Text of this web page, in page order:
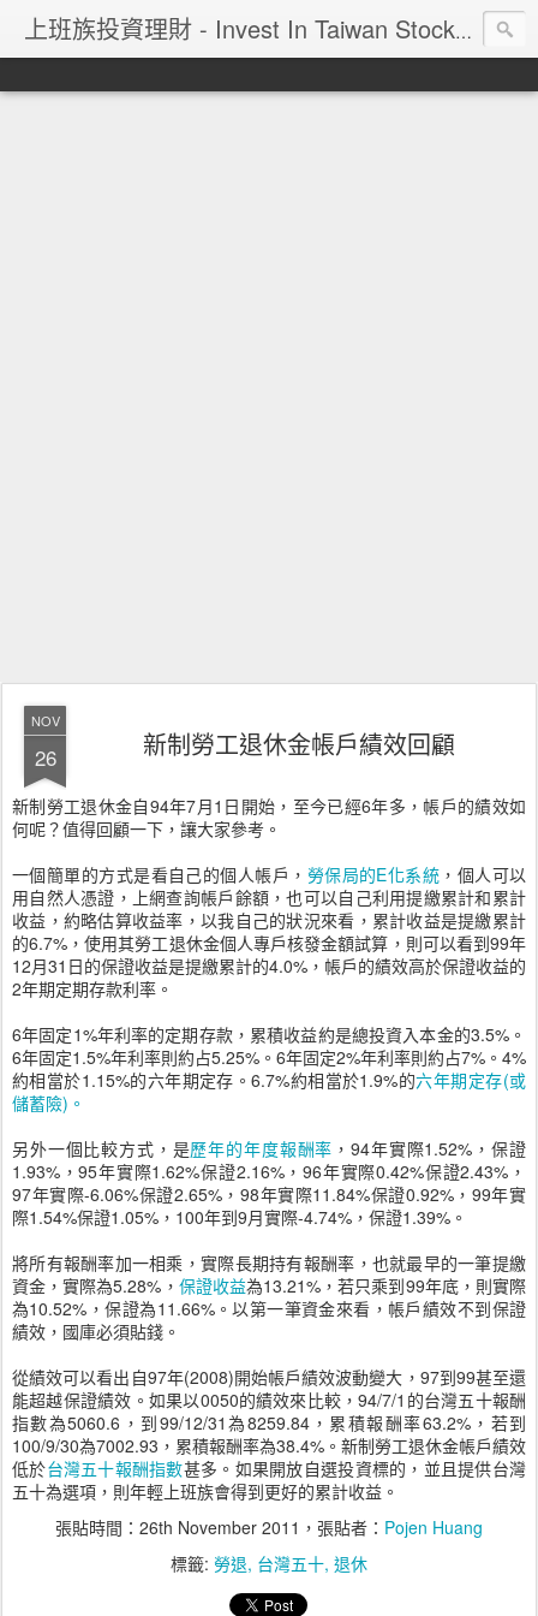
上班族投資理財 - Invest In Taiwan Stock Market
NOV
26 新制勞工退休金帳戶績效回顧
新制勞工退休金自94年7月1日開始，至今已經6年多，帳戶的績效如
何呢？值得回顧一下，讓大家參考。
一個簡單的方式是看自己的個人帳戶， 勞保局的E化系統 ，個人可以
用自然人憑證，上網查詢帳戶餘額，也可以自己利用提繳累計和累計
收益，約略估算收益率，以我自己的狀況來看，累計收益是提繳累計
的6.7%，使用其勞工退休金個人專戶核發金額試算，則可以看到99年
12月31日的保證收益是提繳累計的4.0%，帳戶的績效高於保證收益的
2年期定期存款利率。
6年固定1%年利率的定期存款，累積收益約是總投資入本金的3.5%。
6年固定1.5%年利率則約占5.25%。6年固定2%年利率則約占7%。4%
約相當於1.15%的六年期定存。6.7%約相當於1.9%的六年期定存(或
儲蓄險)。
另外一個比較方式，是歷年的年度報酬率 ，94年實際1.52%，保證
1.93%，95年實際1.62%保證2.16%，96年實際0.42%保證2.43%，
97年實際-6.06%保證2.65%，98年實際11.84%保證0.92%，99年實
際1.54%保證1.05%，100年到9月實際-4.74%，保證1.39%。
將所有報酬率加一相乘，實際長期持有報酬率，也就最早的一筆提繳
資金，實際為5.28%， 保證收益為13.21%，若只乘到99年底，則實際
為10.52%，保證為11.66%。以第一筆資金來看，帳戶績效不到保證
績效，國庫必須貼錢。
從績效可以看出自97年(2008)開始帳戶績效波動變大，97到99甚至還
能超越保證績效。如果以0050的績效來比較，94/7/1的台灣五十報酬
指數為5060.6，到99/12/31為8259.84，累積報酬率63.2%，若到
100/9/30為7002.93，累積報酬率為38.4%。新制勞工退休金帳戶績效
低於台灣五十報酬指數甚多。如果開放自選投資標的，並且提供台灣
五十為選項，則年輕上班族會得到更好的累計收益。
張貼時間： 26th November 2011 ，張貼者： Pojen Huang
標籤: 勞退 台灣五十 退休